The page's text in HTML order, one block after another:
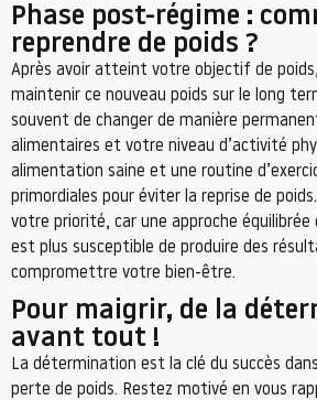
Phase post-régime :
reprendre de poids ?
Après avoir atteint votre objectif de
maintenir ce nouveau poids sur le long
souvent de changer de manière
alimentaires et votre niveau d’activité
alimentation saine et une routine
primordiales pour éviter la reprise de
votre priorité, car une approche équilibrée
est plus susceptible de produire des
compromettre votre bien-être.
Pour maigrir, de la
avant tout !
La détermination est la clé du succès
perte de poids. Restez motivé en vous